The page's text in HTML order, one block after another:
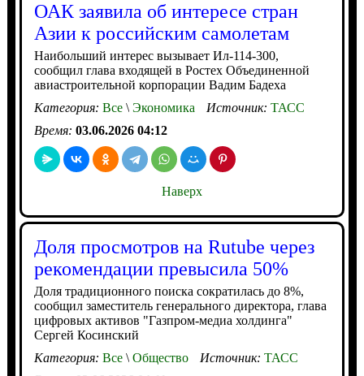
ОАК заявила об интересе стран
Азии к российским самолетам
Наибольший интерес вызывает Ил-114-300,
сообщил глава входящей в Ростех Объединенной
авиастроительной корпорации Вадим Бадеха
Категория: Все\Экономика Источник: ТАСС
Время: 03.06.2026 04:12
Наверх
Доля просмотров на Rutube через
рекомендации превысила 50%
Доля традиционного поиска сократилась до 8%,
сообщил заместитель генерального директора, глава
цифровых активов "Газпром-медиа холдинга"
Сергей Косинский
Категория: Все\Общество Источник: ТАСС